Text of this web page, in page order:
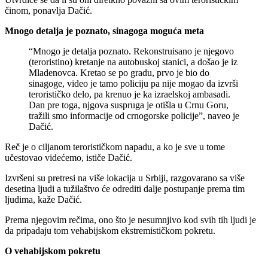
činom, ponavlja Dačić.
Mnogo detalja je poznato, sinagoga moguća meta
“Mnogo je detalja poznato. Rekonstruisano je njegovo
(teroristino) kretanje na autobuskoj stanici, a došao je iz
Mladenovca. Kretao se po gradu, prvo je bio do
sinagoge, video je tamo policiju pa nije mogao da izvrši
terorističko delo, pa krenuo je ka izraelskoj ambasadi.
Dan pre toga, njgova suspruga je otišla u Crnu Goru,
tražili smo informacije od crnogorske policije”, naveo je
Dačić.
Reč je o ciljanom terorističkom napadu, a ko je sve u tome
učestovao videćemo, ističe Dačić.
Izvršeni su pretresi na više lokacija u Srbiji, razgovarano sa više
desetina ljudi a tužilaštvo će odrediti dalje postupanje prema tim
ljudima, kaže Dačić.
Prema njegovim rečima, ono što je nesumnjivo kod svih tih ljudi je
da pripadaju tom vehabijskom ekstremističkom pokretu.
O vehabijskom pokretu